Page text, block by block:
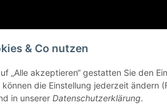
& Co nutzen
„Alle akzeptieren“ gestatten Sie den
können die Einstellung jederzeit ändern
in unserer Datenschutzerklärung.